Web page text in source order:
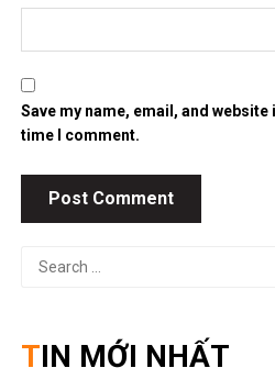
Save my name, email, and
time I comment.
Search
TIN MỚI NHẤT